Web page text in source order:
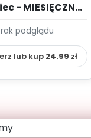
- MIESIĘCZNY
–
podglądu
lub kup 24.99 zł